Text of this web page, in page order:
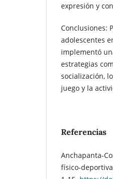
expresión y
Conclusiones:
adolescentes
implementó
estrategias
socialización,
juego y la
Referencias
Anchapanta-
físico-